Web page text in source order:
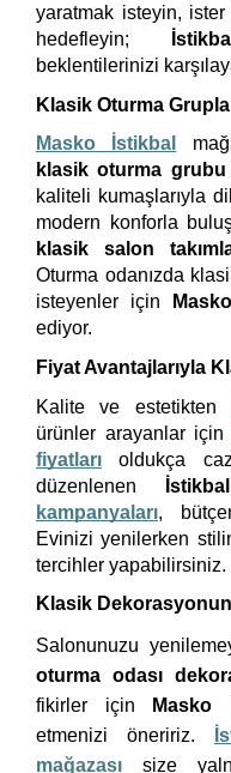
yaratmak isteyin,
hedefleyin;
beklentilerinizi
Klasik Oturma
Masko İstikbal
klasik oturma
kaliteli kumaşlarıyla
modern konforla
klasik salon
Oturma odanızda
isteyenler için
Masko
ediyor.
Fiyat Avantajlarıyla
Kalite ve estetikten
ürünler arayanlar için
fiyatları oldukça
düzenlenen
kampanyaları,
Evinizi yenilerken
tercihler yapabilirsiniz.
Klasik Dekorasyonun
Salonunuzu
oturma odası
fikirler için
Masko
etmenizi öneririz.
mağazası size